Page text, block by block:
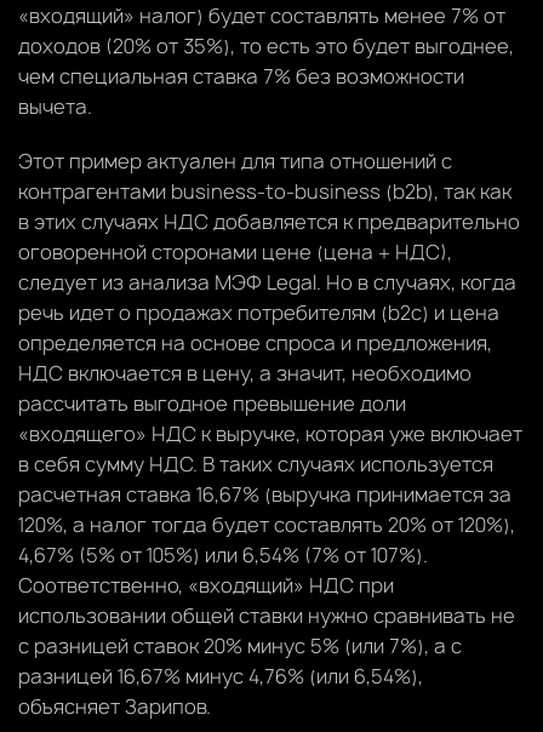
«входящий» налог) будет составлять менее 7% от
доходов (20% от 35%), то есть это будет выгоднее,
чем специальная ставка 7% без возможности
вычета.
Этот пример актуален для типа отношений с
контрагентами business-to-business (b2b), так как
в этих случаях НДС добавляется к предварительно
оговоренной сторонами цене (цена + НДС),
следует из анализа МЭФ Legal. Но в случаях, когда
речь идет о продажах потребителям (b2c) и цена
определяется на основе спроса и предложения,
НДС включается в цену, а значит, необходимо
рассчитать выгодное превышение доли
«входящего» НДС к выручке, которая уже включает
в себя сумму НДС. В таких случаях используется
расчетная ставка 16,67% (выручка принимается за
120%, а налог тогда будет составлять 20% от 120%),
4,67% (5% от 105%) или 6,54% (7% от 107%).
Соответственно, «входящий» НДС при
использовании общей ставки нужно сравнивать не
с разницей ставок 20% минус 5% (или 7%), а с
разницей 16,67% минус 4,76% (или 6,54%),
объясняет Зарипов.